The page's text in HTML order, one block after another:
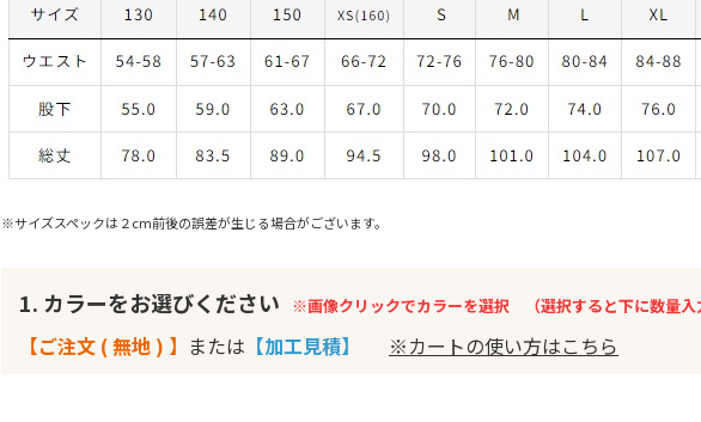
※サイズスペックは２cm前後の誤差が生じる場合がございます。
1. カラーをお選びください ※画像クリックでカラーを選択 （選択すると下に数量入
【ご注文 ( 無地 ) 】 または 【加工見積】 ※カートの使い方はこちら